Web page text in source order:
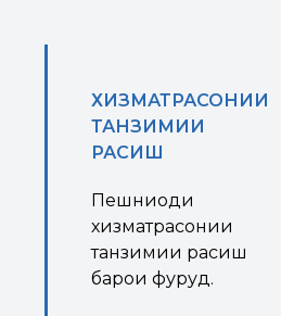
ХИЗМАТРАСОНИИ
ТАНЗИМИИ
РАСИШ
Пешниҳоди
хизматрасонии
танзимии расиш
барои фуруд.